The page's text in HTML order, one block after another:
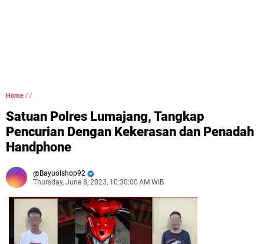
Home / /
Satuan Polres Lumajang, Tangkap
Pencurian Dengan Kekerasan dan Penadah
Handphone
Bayuolshop92
Thursday, June 8, 2023, 10:30:00 AM WIB